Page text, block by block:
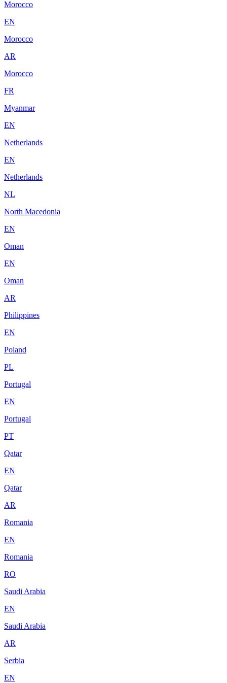
Morocco
EN
Morocco
AR
Morocco
FR
Myanmar
EN
Netherlands
EN
Netherlands
NL
North Macedonia
EN
Oman
EN
Oman
AR
Philippines
EN
Poland
PL
Portugal
EN
Portugal
PT
Qatar
EN
Qatar
AR
Romania
EN
Romania
RO
Saudi Arabia
EN
Saudi Arabia
AR
Serbia
EN